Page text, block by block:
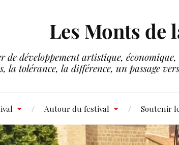
Les Monts de
développement artistique,
la tolérance, la différence, un passage
Autour du festival Soutenir